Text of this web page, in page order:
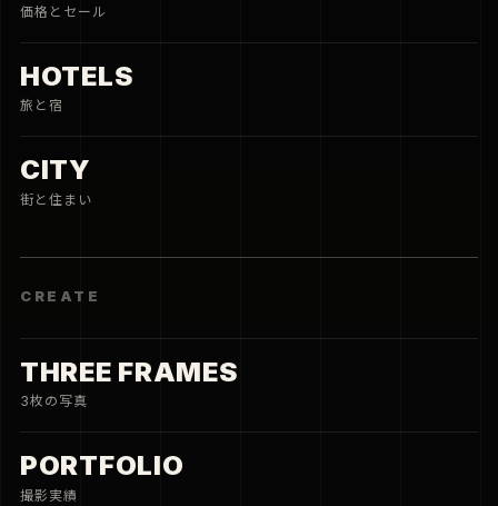
価格とセール
HOTELS
旅と宿
CITY
街と住まい
CREATE
THREE FRAMES
3枚の写真
PORTFOLIO
撮影実績